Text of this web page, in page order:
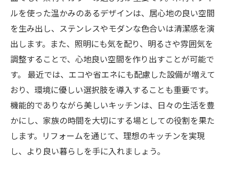
ルを使った温かみのあるデザインは、居心地の良い空間
を生み出し、ステンレスやモダンな色合いは清潔感を演
出します。また、照明にも気を配り、明るさや雰囲気を
調整することで、心地良い空間を作り出すことが可能で
す。 最近では、エコや省エネにも配慮した設備が増えて
おり、環境に優しい選択肢を導入することも重要です。
機能的でありながら美しいキッチンは、日々の生活を豊
かにし、家族の時間を大切にする場としての役割を果た
します。リフォームを通じて、理想のキッチンを実現
し、より良い暮らしを手に入れましょう。